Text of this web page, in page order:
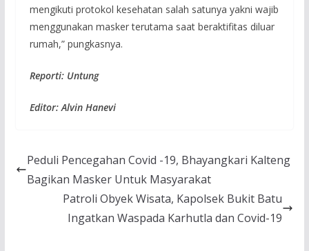
mengikuti protokol kesehatan salah satunya yakni wajib
menggunakan masker terutama saat beraktifitas diluar
rumah,” pungkasnya.
Reporti: Untung
Editor: Alvin Hanevi
Peduli Pencegahan Covid -19, Bhayangkari Kalteng
Bagikan Masker Untuk Masyarakat
Patroli Obyek Wisata, Kapolsek Bukit Batu
Ingatkan Waspada Karhutla dan Covid-19